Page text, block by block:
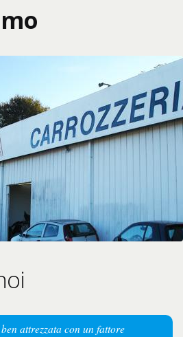
attrezzata con un fattore